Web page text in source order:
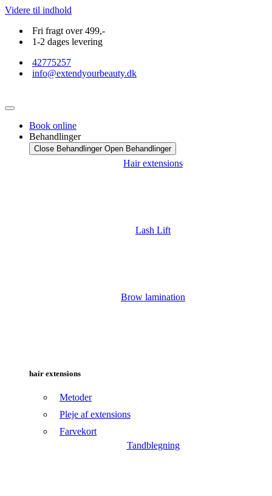
Videre til indhold
Fri fragt over 499,-
1-2 dages levering
42775257
info@extendyourbeauty.dk
Book online
Behandlinger
Close Behandlinger Open Behandlinger
Hair extensions
Lash Lift
Brow lamination
hair extensions
Metoder
Pleje af extensions
Farvekort
Tandblegning